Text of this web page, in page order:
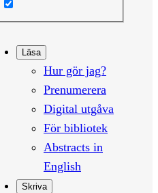
Läsa
Hur gör jag?
Prenumerera
Digital utgåva
För bibliotek
Abstracts in
English
Skriva